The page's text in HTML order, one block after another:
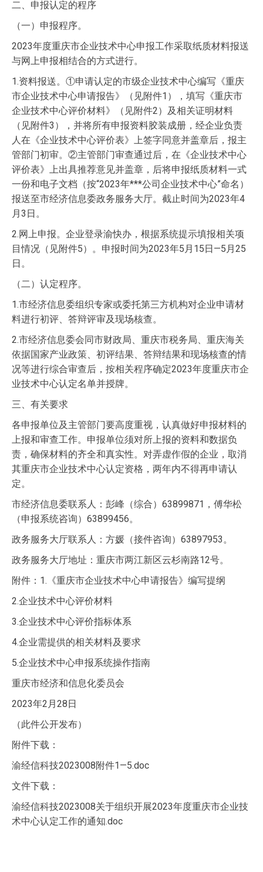
二、申报认定的程序
（一）申报程序。
2023年度重庆市企业技术中心申报工作采取纸质材料报送
与网上申报相结合的方式进行。
1.资料报送。①申请认定的市级企业技术中心编写《重庆
市企业技术中心申请报告》（见附件1），填写《重庆市
企业技术中心评价材料》（见附件2）及相关证明材料
（见附件3），并将所有申报资料胶装成册，经企业负责
人在《企业技术中心评价表》上签字同意并盖章后，报主
管部门初审。②主管部门审查通过后，在《企业技术中心
评价表》上出具推荐意见并盖章，后将申报纸质材料一式
一份和电子文档（按“2023年***公司企业技术中心”命名）
报送至市经济信息委政务服务大厅。截止时间为2023年4
月3日。
2.网上申报。企业登录渝快办，根据系统提示填报相关项
目情况（见附件5）。申报时间为2023年5月15日—5月25
日。
（二）认定程序。
1.市经济信息委组织专家或委托第三方机构对企业申请材
料进行初评、答辩评审及现场核查。
2.市经济信息委会同市财政局、重庆市税务局、重庆海关
依据国家产业政策、初评结果、答辩结果和现场核查的情
况等进行综合审查后，按相关程序确定2023年度重庆市企
业技术中心认定名单并授牌。
三、有关要求
各申报单位及主管部门要高度重视，认真做好申报材料的
上报和审查工作。申报单位须对所上报的资料和数据负
责，确保材料的齐全和真实性。对弄虚作假的企业，取消
其重庆市企业技术中心认定资格，两年内不得再申请认
定。
市经济信息委联系人：彭峰（综合）63899871，傅华松
（申报系统咨询）63899456。
政务服务大厅联系人：方媛（接件咨询）63897953。
政务服务大厅地址：重庆市两江新区云杉南路12号。
附件：1.《重庆市企业技术中心申请报告》编写提纲
2.企业技术中心评价材料
3.企业技术中心评价指标体系
4.企业需提供的相关材料及要求
5.企业技术中心申报系统操作指南
重庆市经济和信息化委员会
2023年2月28日
（此件公开发布）
附件下载：
渝经信科技2023008附件1—5.doc
文件下载：
渝经信科技2023008关于组织开展2023年度重庆市企业技
术中心认定工作的通知.doc